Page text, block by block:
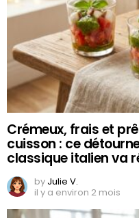
Crémeux, frais et
cuisson : ce
classique italien va
by Julie V.
il y a environ 2 mois